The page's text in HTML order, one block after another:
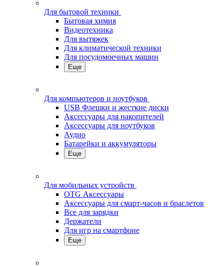
Для бытовой техники
Бытовая химия
Видеотехника
Для вытяжек
Для климатической техники
Для посудомоечных машин
Еще
Для компьютеров и ноутбуков
USB Флешки и жесткие диски
Аксессуары для накопителей
Аксессуары для ноутбуков
Аудио
Батарейки и аккумуляторы
Еще
Для мобильных устройств
OTG Аксессуары
Аксессуары для смарт-часов и браслетов
Все для зарядки
Держатели
Для игр на смартфоне
Еще